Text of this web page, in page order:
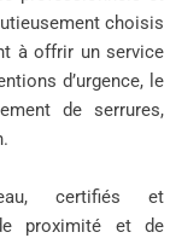
choisis
à offrir un service
d’urgence, le
de serrures,
certifiés et
proximité et de